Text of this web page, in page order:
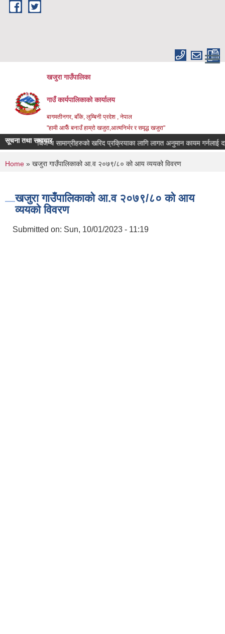
Skip to main content
खजुरा गाउँपालिका
गाउँ कार्यपालिकाको कार्यालय
बागमतीनगर, बाँके, लुम्बिनी प्रदेश , नेपाल
"हामी आफैँ बनाउँ हाम्रो खजुरा,आत्मनिर्भर र समृद्ध खजुरा"
सूचना तथा समाचार
तथा औषधिजन्य सामाग्रीहरुको खरिद प्रक्रियाका लागि लागत अनुमान कायम गर्नलाई
You are here
Home » खजुरा गाउँपालिकाको आ.व २०७९/८० को आय व्ययको विवरण
खजुरा गाउँपालिकाको आ.व २०७९/८० को आय
व्ययको विवरण
Submitted on: Sun, 10/01/2023 - 11:19